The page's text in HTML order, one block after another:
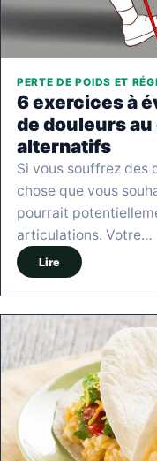
PERTE DE POIDS ET
6 exercices à
de douleurs
alternatifs
Si vous souffrez des
chose que vous
pourrait
articulations. Votre…
Lire